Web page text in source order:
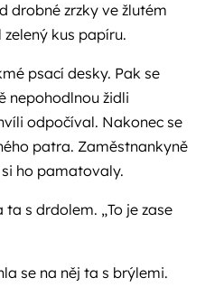
drobné zrzky ve žlutém
kus papíru.
psací desky. Pak se
nepohodlnou židli
odpočíval. Nakonec se
patra. Zaměstnankyně
si ho pamatovaly.
s drdolem. „To je zase
se na něj ta s brýlemi.